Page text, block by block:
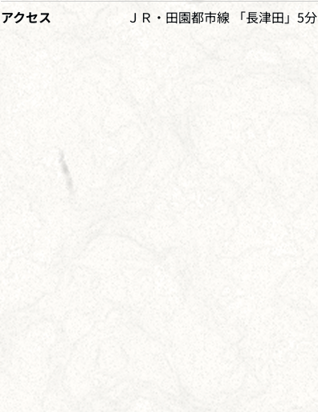
アクセス
ＪＲ・田園都市線 「長津田」5分